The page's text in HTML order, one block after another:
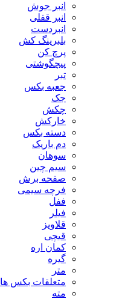
انبر جوش
انبر قفلی
انبردست
بلبرینگ کش
پرچ کن
پیچگوشتی
تبر
جعبه بکس
جک
چکش
خارکش
دسته بکس
دم باریک
سوهان
سیم چین
صفحه برش
فرچه سیمی
ففل
فیلر
قلاویز
قیچی
کمان اره
گیره
متر
متعلقات بکس ها
مته